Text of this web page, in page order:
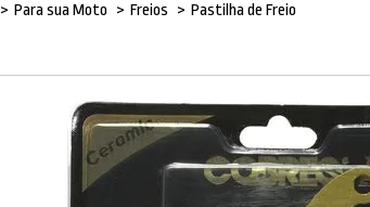
> Para sua Moto > Freios > Pastilha de Freio